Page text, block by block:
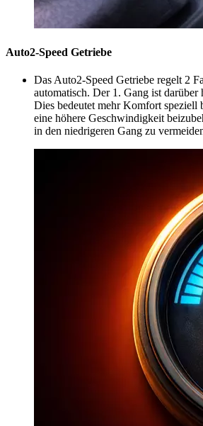
Auto2-Speed Getriebe
Das Auto2-Speed Getriebe regelt 2
automatisch. Der 1. Gang ist darüber
Dies bedeutet mehr Komfort speziell
eine höhere Geschwindigkeit
in den niedrigeren Gang zu